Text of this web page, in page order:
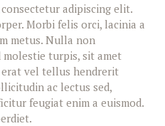
adipiscing elit.
Morbi felis orci, lacinia a
metus. Nulla non
molestie turpis, sit amet
vel tellus hendrerit
ac lectus sed,
feugiat enim a euismod.